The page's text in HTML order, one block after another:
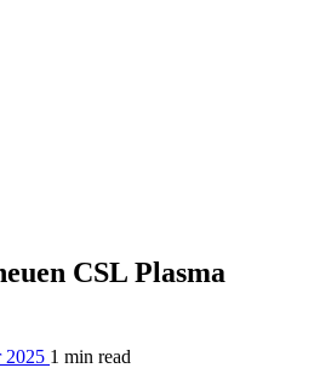
CSL Plasma
2025 1 min read